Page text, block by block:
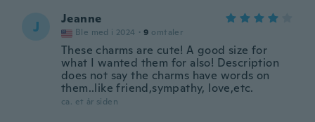
J Jeanne
Ble med i 2024 · 9 omtaler
These charms are cute! A good size for
what I wanted them for also! Description
does not say the charms have words on
them..like friend,sympathy, love,etc.
ca. et år siden